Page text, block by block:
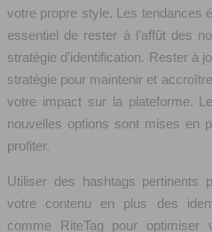
votre propre style. Les tendances
essentiel de rester à l’affût des
stratégie d’identification. Rester à
stratégie pour maintenir et
votre impact sur la plateforme.
nouvelles options sont mises en
profiter.
Utiliser des hashtags pertinents
votre contenu en plus des
comme RiteTag pour optimiser